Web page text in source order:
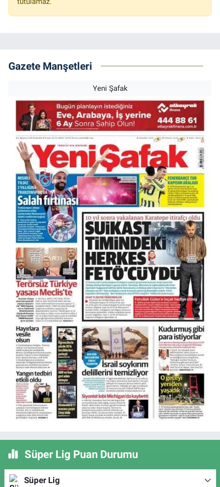
Gazete Manşetleri
Yeni Şafak
Süper Lig Puan Durumu
Süper Lig